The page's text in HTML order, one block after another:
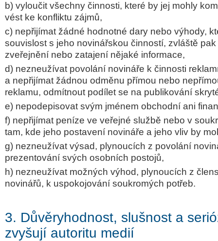
b) vyloučit všechny činnosti, které by jej mohly
vést ke konfliktu zájmů,
c) nepřijímat žádné hodnotné dary nebo výhody,
souvislost s jeho novinářskou činností, zvláště
zveřejnění nebo zatajení nějaké informace,
d) nezneužívat povolání novináře k činnosti
a nepřijímat žádnou odměnu přímou nebo
reklamu, odmítnout podílet se na publikování
e) nepodepisovat svým jménem obchodní ani
f) nepřijímat peníze ve veřejné službě nebo v
tam, kde jeho postavení novináře a jeho vliv by
g) nezneužívat výsad, plynoucích z povolání
prezentování svých osobních postojů,
h) nezneužívat možných výhod, plynoucích z
novinářů, k uspokojování soukromých potřeb.
3. Důvěryhodnost, slušnost a
zvyšují autoritu medií